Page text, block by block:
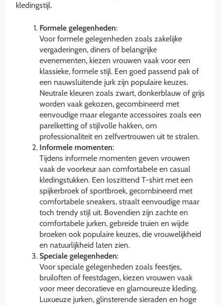
kledingstijl.
Formele gelegenheden:
Voor formele gelegenheden zoals zakelijke
vergaderingen, diners of belangrijke
evenementen, kiezen vrouwen vaak voor een
klassieke, formele stijl. Een goed passend pak of
een nauwsluitende jurk zijn populaire keuzes.
Neutrale kleuren zoals zwart, donkerblauw of grijs
worden vaak gekozen, gecombineerd met
eenvoudige maar elegante accessoires zoals een
parelketting of stijlvolle hakken, om
professionaliteit en zelfvertrouwen uit te stralen.
Informele momenten:
Tijdens informele momenten geven vrouwen
vaak de voorkeur aan comfortabele en casual
kledingstukken. Een loszittend T-shirt met een
spijkerbroek of sportbroek, gecombineerd met
comfortabele sneakers, straalt eenvoudige maar
toch trendy stijl uit. Bovendien zijn zachte en
comfortabele jurken, gebreide truien en wijde
broeken ook populaire keuzes, die vrouwelijkheid
en natuurlijkheid laten zien.
Speciale gelegenheden:
Voor speciale gelegenheden zoals feestjes,
bruiloften of feestdagen, kiezen vrouwen vaak
voor meer decoratieve en glamoureuze kleding.
Luxueuze jurken, glinsterende sieraden en hoge